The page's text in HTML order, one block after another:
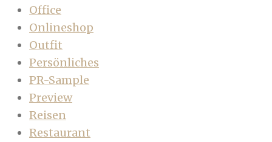
Office
Onlineshop
Outfit
Persönliches
PR-Sample
Preview
Reisen
Restaurant